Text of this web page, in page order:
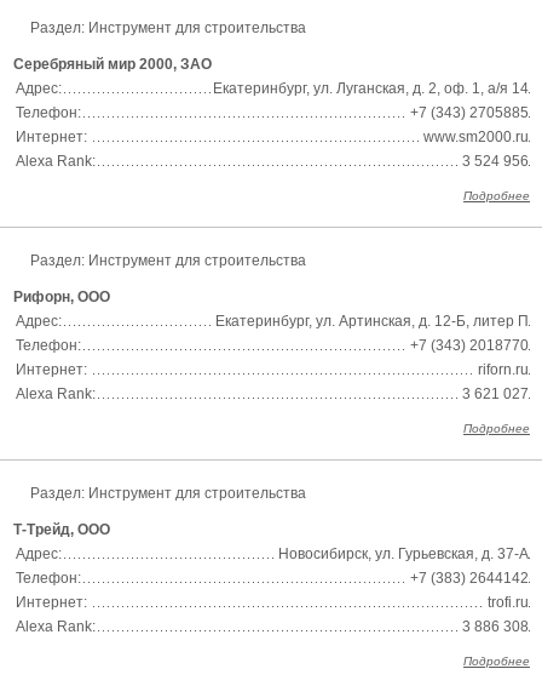
Раздел: Инструмент для строительства
Серебряный мир 2000, ЗАО
Адрес:
Екатеринбург, ул. Луганская, д. 2, оф. 1, а/я 14
Телефон:
+7 (343) 2705885
Интернет:
www.sm2000.ru
Alexa Rank:
3 524 956
Подробнее
Раздел: Инструмент для строительства
Рифорн, ООО
Адрес:
Екатеринбург, ул. Артинская, д. 12-Б, литер П
Телефон:
+7 (343) 2018770
Интернет:
riforn.ru
Alexa Rank:
3 621 027
Подробнее
Раздел: Инструмент для строительства
Т-Трейд, ООО
Адрес:
Новосибирск, ул. Гурьевская, д. 37-А
Телефон:
+7 (383) 2644142
Интернет:
trofi.ru
Alexa Rank:
3 886 308
Подробнее